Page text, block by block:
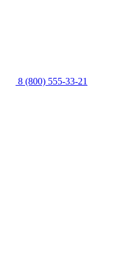
8 (800) 555-33-21